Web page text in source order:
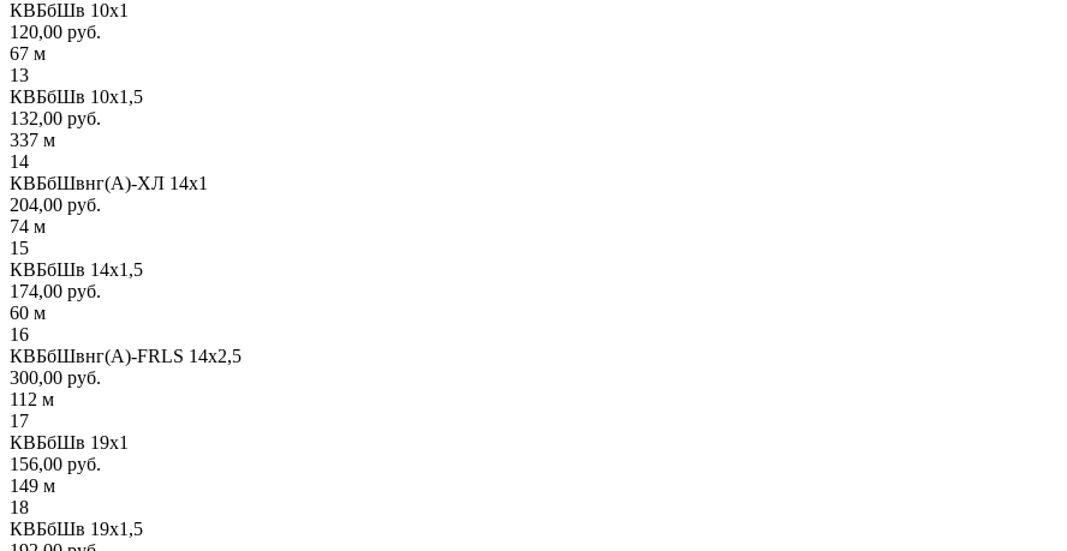
КВБбШв 10х1
120,00 руб.
67 м
13
КВБбШв 10х1,5
132,00 руб.
337 м
14
КВБбШвнг(А)-ХЛ 14х1
204,00 руб.
74 м
15
КВБбШв 14х1,5
174,00 руб.
60 м
16
КВБбШвнг(А)-FRLS 14х2,5
300,00 руб.
112 м
17
КВБбШв 19х1
156,00 руб.
149 м
18
КВБбШв 19х1,5